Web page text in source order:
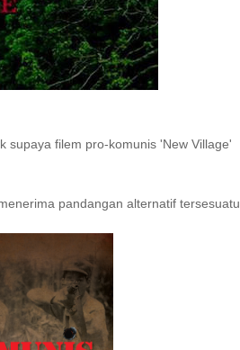
supaya filem pro-komunis 'New Village'
pandangan alternatif tersesuatu